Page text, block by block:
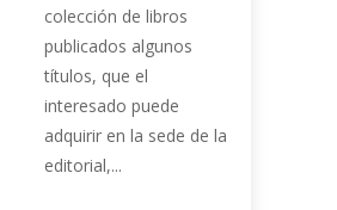
colección de libros
publicados algunos
títulos, que el
interesado puede
adquirir en la sede de la
editorial,...